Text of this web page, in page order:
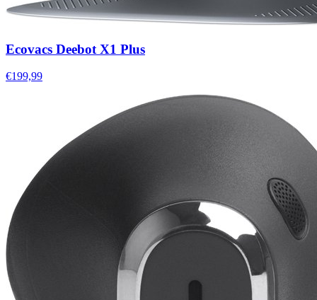
Ecovacs Deebot X1 Plus
€199,99